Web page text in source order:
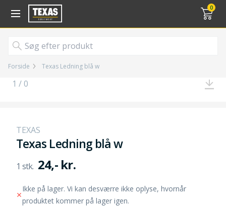
0
Gå til kurv (
Forside Texas Ledning blå w
1 / 0
TEXAS
Texas Ledning blå w
24,- kr.
Ikke på lager. Vi kan desværre ikke oplyse, hvornår
produktet kommer på lager igen.